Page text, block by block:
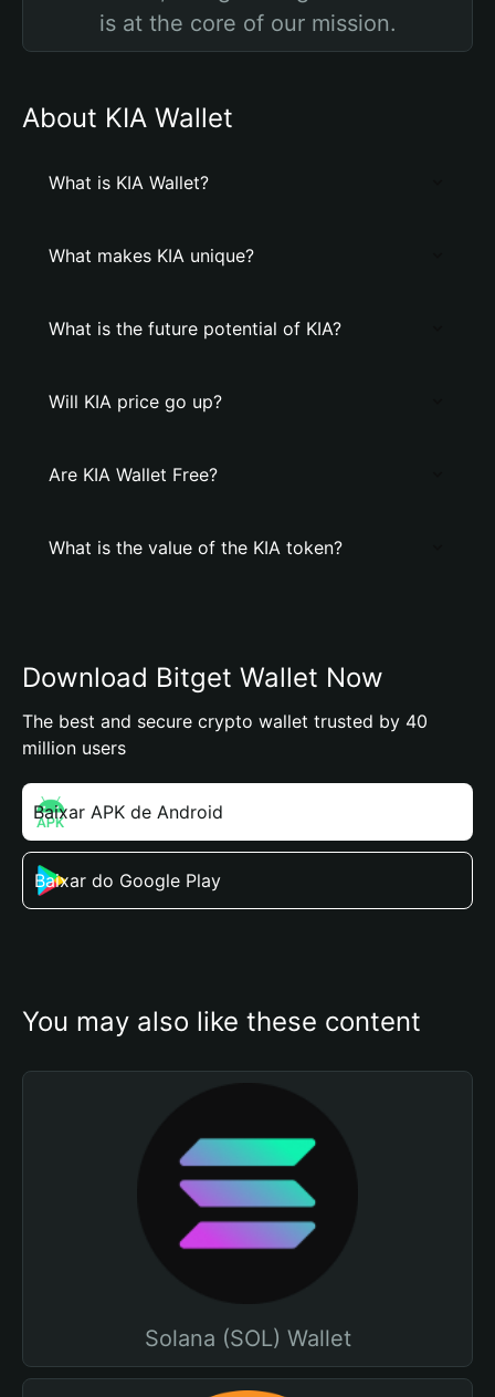
is at the core of our mission.
About KIA Wallet
What is KIA Wallet?
What makes KIA unique?
What is the future potential of KIA?
Will KIA price go up?
Are KIA Wallet Free?
What is the value of the KIA token?
Download Bitget Wallet Now
The best and secure crypto wallet trusted by 40
million users
Baixar APK de Android
Baixar do Google Play
You may also like these content
Solana (SOL) Wallet